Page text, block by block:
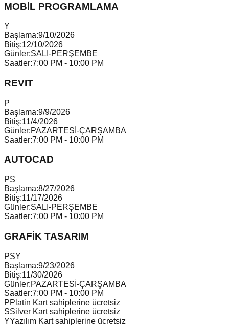
MOBİL PROGRAMLAMA
Y
Başlama:9/10/2026
Bitiş:12/10/2026
Günler:SALI-PERŞEMBE
Saatler:7:00 PM - 10:00 PM
REVIT
P
Başlama:9/9/2026
Bitiş:11/4/2026
Günler:PAZARTESİ-ÇARŞAMBA
Saatler:7:00 PM - 10:00 PM
AUTOCAD
PS
Başlama:8/27/2026
Bitiş:11/17/2026
Günler:SALI-PERŞEMBE
Saatler:7:00 PM - 10:00 PM
GRAFİK TASARIM
PSY
Başlama:9/23/2026
Bitiş:11/30/2026
Günler:PAZARTESİ-ÇARŞAMBA
Saatler:7:00 PM - 10:00 PM
PPlatin Kart sahiplerine ücretsiz
SSilver Kart sahiplerine ücretsiz
YYazılım Kart sahiplerine ücretsiz